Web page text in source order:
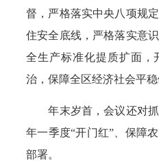
督，严格落实中央八项规
住安全底线，严格落实意
全生产标准化提质扩面，
治，保障全区经济社会平稳
年末岁首，会议还对抓
年一季度“开门红”、保障
部署。